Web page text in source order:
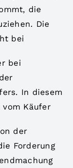
die
Die
bei
bei
In diesem
Käufer
der
Forderung